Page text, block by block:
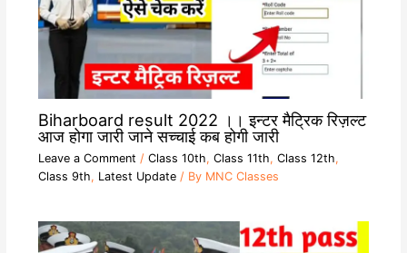
Biharboard result 2022 ।। इन्टर मैट्रिक रिज़ल्ट
आज होगा जारी जाने सच्चाई कब होगी जारी
Leave a Comment / Class 10th, Class 11th, Class 12th,
Class 9th, Latest Update/ By MNC Classes